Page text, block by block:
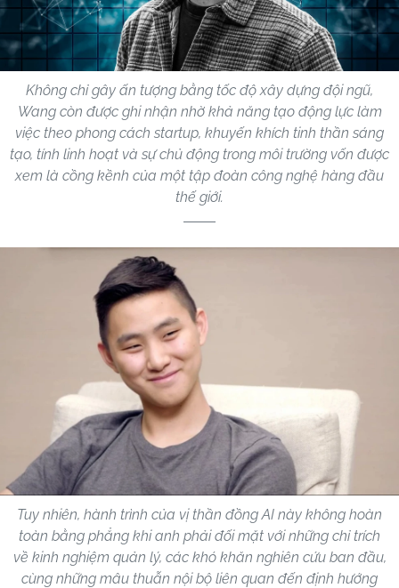
Không chỉ gây ấn tượng bằng tốc độ xây dựng đội ngũ,
Wang còn được ghi nhận nhờ khả năng tạo động lực làm
việc theo phong cách startup, khuyến khích tinh thần sáng
tạo, tính linh hoạt và sự chủ động trong môi trường vốn được
xem là cồng kềnh của một tập đoàn công nghệ hàng đầu
thế giới.
Tuy nhiên, hành trình của vị thần đồng AI này không hoàn
toàn bằng phẳng khi anh phải đối mặt với những chỉ trích
về kinh nghiệm quản lý, các khó khăn nghiên cứu ban đầu,
cùng những mâu thuẫn nội bộ liên quan đến định hướng